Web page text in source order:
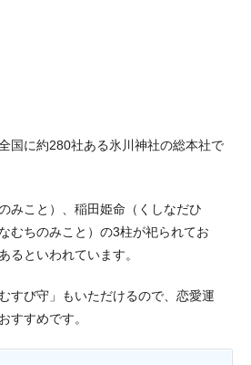
国に約280社ある氷川神社の総本社で
みこと）、稲田姫命（くしなだひ
むちのみこと）の3柱が祀られてお
るといわれています。
すび守」もいただけるので、恋愛運
すすめです。